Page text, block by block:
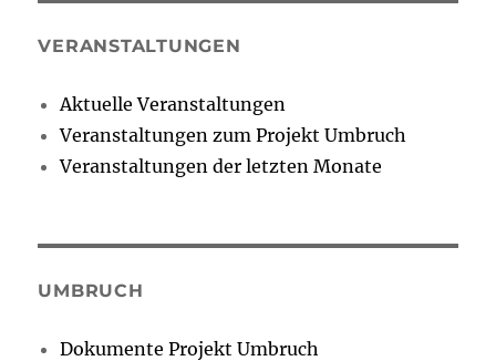
VERANSTALTUNGEN
Aktuelle Veranstaltungen
Veranstaltungen zum Projekt Umbruch
Veranstaltungen der letzten Monate
UMBRUCH
Dokumente Projekt Umbruch